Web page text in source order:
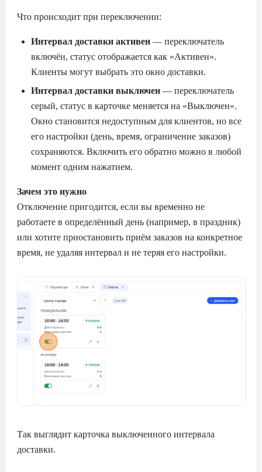
Что происходит при переключении:
Интервал доставки активен — переключатель
включён, статус отображается как «Активен».
Клиенты могут выбрать это окно доставки.
Интервал доставки выключен — переключатель
серый, статус в карточке меняется на «Выключен».
Окно становится недоступным для клиентов, но все
его настройки (день, время, ограничение заказов)
сохраняются. Включить его обратно можно в любой
момент одним нажатием.
Зачем это нужно
Отключение пригодится, если вы временно не
работаете в определённый день (например, в праздник)
или хотите приостановить приём заказов на конкретное
время, не удаляя интервал и не теряя его настройки.
Так выглядит карточка выключенного интервала
доставки.